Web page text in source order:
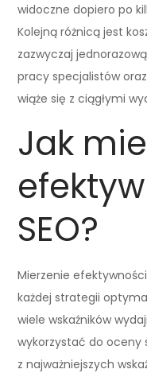
widoczne dopiero po
Kolejną różnicą jest
zazwyczaj
pracy specjalistów
wiąże się z ciągłymi
Jak
SEO?
Mierzenie
każdej strategii
wiele wskaźników
wykorzystać do oceny
z najważniejszych